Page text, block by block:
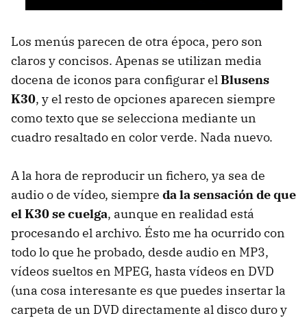
Los menús parecen de otra época, pero son
claros y concisos. Apenas se utilizan media
docena de iconos para configurar elBlusens
K30, y el resto de opciones aparecen siempre
como texto que se selecciona mediante un
cuadro resaltado en color verde. Nada nuevo.
A la hora de reproducir un fichero, ya sea de
audio o de vídeo, siempre da la sensación de que
el K30 se cuelga, aunque en realidad está
procesando el archivo. Ésto me ha ocurrido con
todo lo que he probado, desde audio en MP3,
vídeos sueltos en MPEG, hasta vídeos en DVD
(una cosa interesante es que puedes insertar la
carpeta de un DVD directamente al disco duro y